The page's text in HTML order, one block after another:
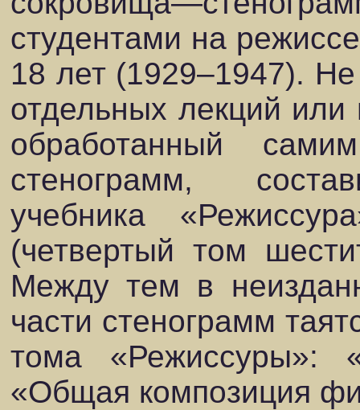
студентами на
18 лет (1929–1947).
отдельных лекций
обработанный
стенограмм,
учебника
(четвертый том
Между тем в
части стенограмм
тома «Режиссуры»:
«Общая композиция